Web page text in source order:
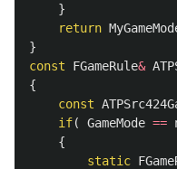
}
return
}
const
FGameRule&
{
const
if( GameMode ==
{
static